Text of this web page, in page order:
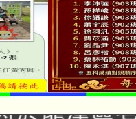
29、30在
於龍潭區